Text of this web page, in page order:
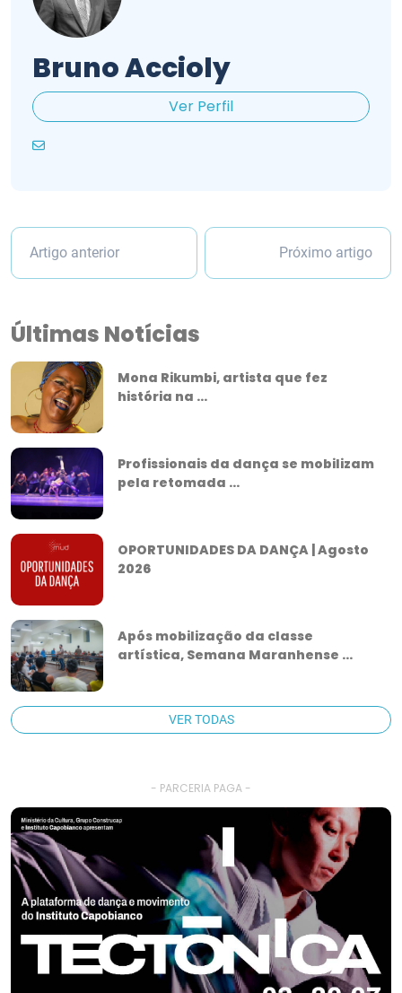
Bruno Accioly
Ver Perfil
Artigo anterior Próximo artigo
Últimas Notícias
Mona Rikumbi, artista que fez
história na ...
Profissionais da dança se mobilizam
pela retomada ...
OPORTUNIDADES DA DANÇA | Agosto
2026
Após mobilização da classe
artística, Semana Maranhense ...
VER TODAS
- PARCERIA PAGA -